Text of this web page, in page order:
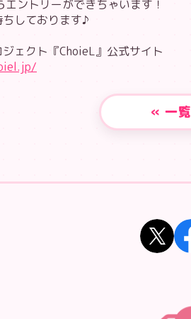
ントリーができちゃいます！
しております♪
ェクト『ChoieL』公式サイト
« 一